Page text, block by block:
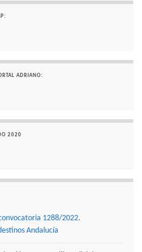
ADRIANO:
2020
1288/2022.
Andalucía